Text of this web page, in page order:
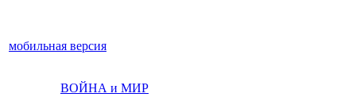
мобильная версия
ВОЙНА и МИР